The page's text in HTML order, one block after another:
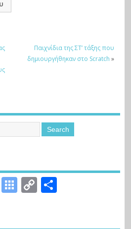
Παιχνίδια της ΣΤ’ τάξης που
δημιουργήθηκαν στο Scratch »
Symbaloo
Copy